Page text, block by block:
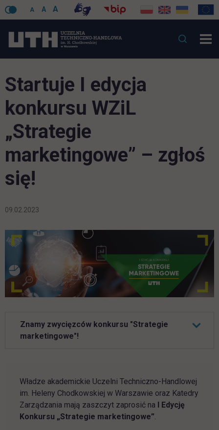
A A A
Startuje I edycja
konkursu WZiL
„Strategie
marketingowe” – zgłoś
się!
09.02.2023
Znamy zwycięzców konkursu "Strategie
marketingowe"!
Władze akademickie Uczelni Techniczno-Handlowej
im. Heleny Chodkowskiej w Warszawie oraz Katedry
Zarządzania mają zaszczyt zaprosić na I Edycję
Konkursu „Strategie marketingowe”